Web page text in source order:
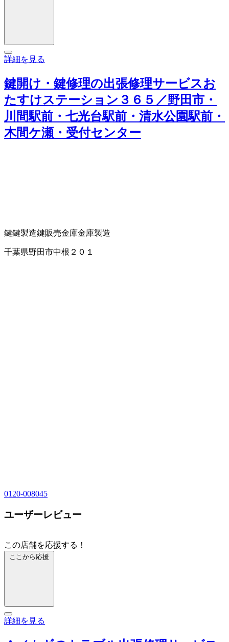
詳細を見る
鍵開け・鍵修理の出張修理サービスお
たすけステーション３６５／野田市・
川間駅前・七光台駅前・清水公園駅前・
木間ケ瀬・受付センター
鍵鍵製造鍵販売金庫金庫製造
千葉県野田市中根２０１
0120-008045
ユーザーレビュー
この店舗を応援する！
ここから応援
詳細を見る